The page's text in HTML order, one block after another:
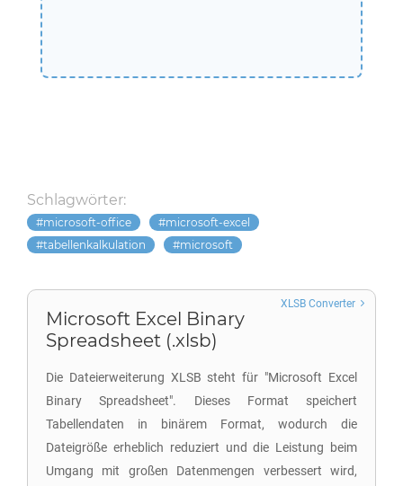
Schlagwörter:
microsoft-office
microsoft-excel
tabellenkalkulation
microsoft
Microsoft Excel Binary
Spreadsheet (.xlsb)
Die Dateierweiterung XLSB steht für "Microsoft Excel
Binary Spreadsheet". Dieses Format speichert
Tabellendaten in binärem Format, wodurch die
Dateigröße erheblich reduziert und die Leistung beim
Umgang mit großen Datenmengen verbessert wird,
XLSB Converter